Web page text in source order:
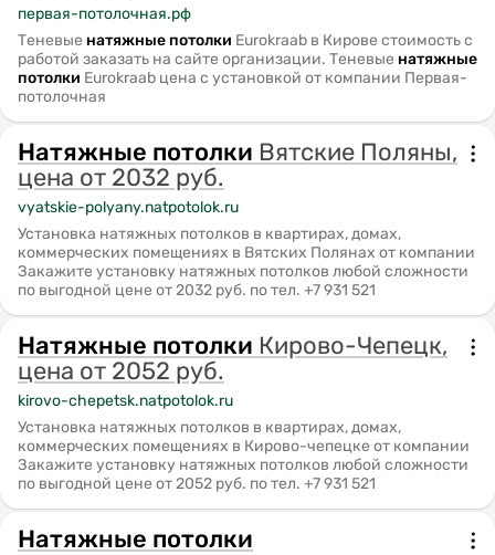
первая-потолочная.рф
Теневые натяжные потолки Eurokraab в Кирове стоимость с
работой заказать на сайте организации. Теневые натяжные
потолки Eurokraab цена с установкой от компании Первая-
потолочная
Натяжные потолки Вятские Поляны,
цена от 2032 руб.
vyatskie-polyany.natpotolok.ru
Установка натяжных потолков в квартирах, домах,
коммерческих помещениях в Вятских Полянах от компании
Закажите установку натяжных потолков любой сложности
по выгодной цене от 2032 руб. по тел. +7 931 521
Натяжные потолки Кирово-Чепецк,
цена от 2052 руб.
kirovo-chepetsk.natpotolok.ru
Установка натяжных потолков в квартирах, домах,
коммерческих помещениях в Кирово-чепецке от компании
Закажите установку натяжных потолков любой сложности
по выгодной цене от 2052 руб. по тел. +7 931 521
Натяжные потолки